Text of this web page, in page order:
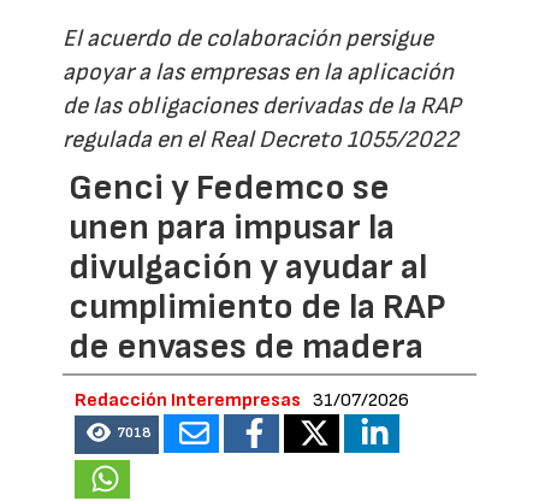
El acuerdo de colaboración persigue
apoyar a las empresas en la aplicación
de las obligaciones derivadas de la RAP
regulada en el Real Decreto 1055/2022
Genci y Fedemco se
unen para impusar la
divulgación y ayudar al
cumplimiento de la RAP
de envases de madera
Redacción Interempresas 31/07/2026
7018